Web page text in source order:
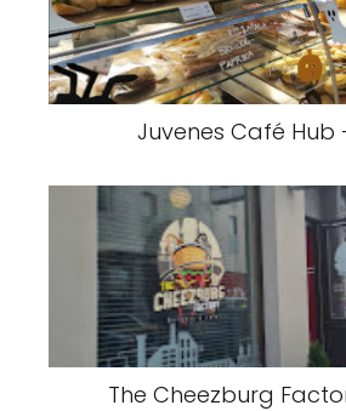
Juvenes Café Hub
The Cheezburg